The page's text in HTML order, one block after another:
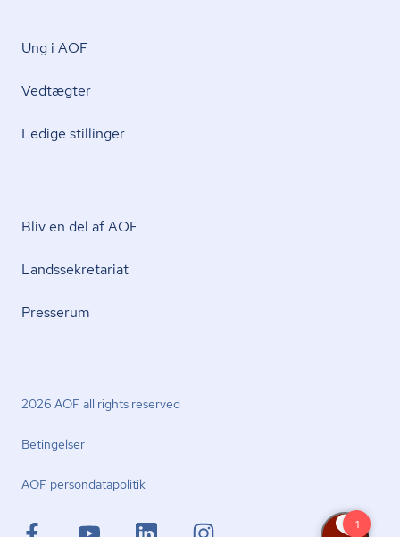
Ung i AOF
Vedtægter
Ledige stillinger
Bliv en del af AOF
Lands­se­kre­ta­ri­at
Presserum
2026 AOF all rights reserved
Betingelser
AOF per­son­da­ta­po­li­tik